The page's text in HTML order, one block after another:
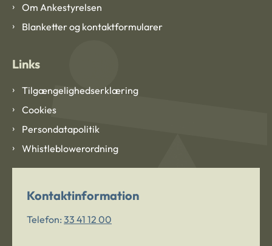
Om Ankestyrelsen
Blanketter og kontaktformularer
Links
Tilgængelighedserklæring
Cookies
Persondatapolitik
Whistleblowerordning
Kontaktinformation
Telefon: 33 41 12 00